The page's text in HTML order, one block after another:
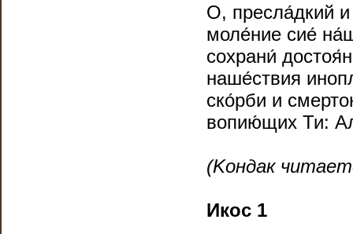
О, пресла́дкий
моле́ние сие́
сохрани́
наше́ствия
ско́рби и
вопию́щих Ти:
(Kондак
Икос 1